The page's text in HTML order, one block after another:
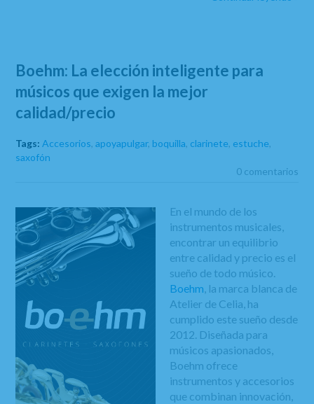
Boehm: La elección inteligente para
músicos que exigen la mejor
calidad/precio
Tags:Accesorios ,apoyapulgar, boquilla clarinete estuche
saxofón
0 comentarios
En el mundo de los
instrumentos musicales,
encontrar un equilibrio
entre calidad y precio es el
sueño de todo músico.
Boehm , la marca blanca de
Atelier de Celia, ha
cumplido este sueño desde
2012. Diseñada para
músicos apasionados,
Boehm ofrece
instrumentos y accesorios
que combinan innovación,